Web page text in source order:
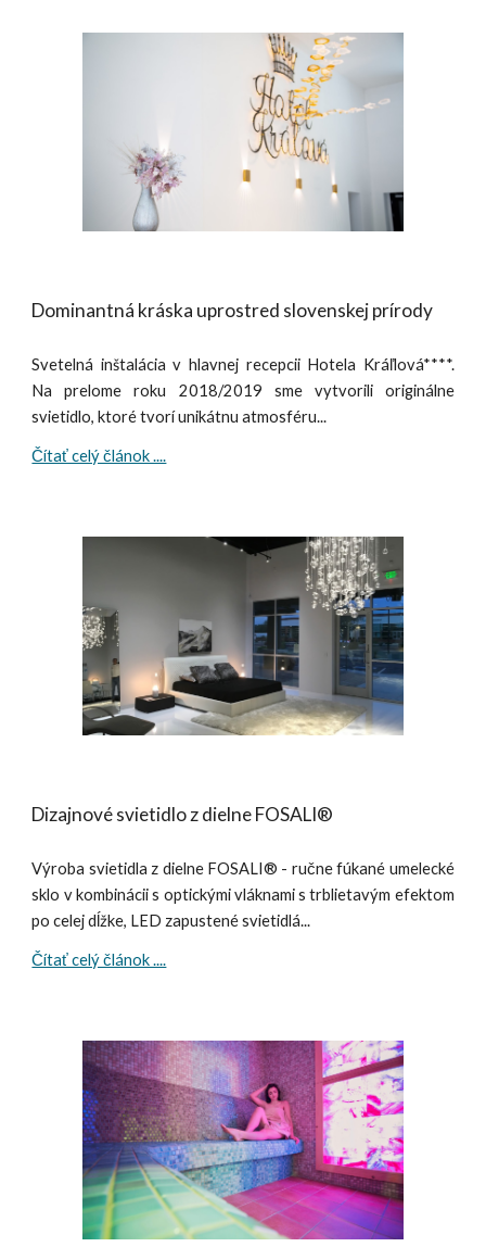
Dominantná kráska uprostred slovenskej prírody
Svetelná inštalácia v hlavnej recepcii Hotela Kráľlová****.
Na prelome roku 2018/2019 sme vytvorili originálne
svietidlo, ktoré tvorí unikátnu atmosféru...
Čítať celý článok ....
Dizajnové svietidlo z dielne FOSALI®
Výroba svietidla z dielne FOSALI® - ručne fúkané umelecké
sklo v kombinácii s optickými vláknami s trblietavým efektom
po celej dĺžke, LED zapustené svietidlá...
Čítať celý článok ....